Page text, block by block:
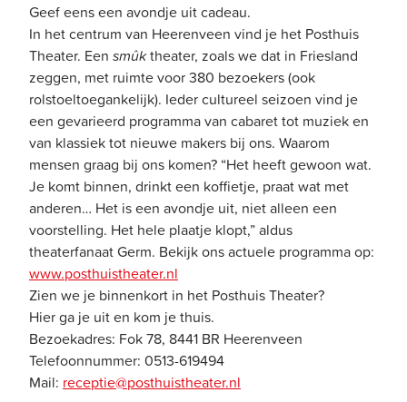
Geef eens een avondje uit cadeau.
In het centrum van Heerenveen vind je het Posthuis
Theater. Een smûktheater, zoals we dat in Friesland
zeggen, met ruimte voor 380 bezoekers (ook
rolstoeltoegankelijk). Ieder cultureel seizoen vind je
een gevarieerd programma van cabaret tot muziek en
van klassiek tot nieuwe makers bij ons. Waarom
mensen graag bij ons komen? “Het heeft gewoon wat.
Je komt binnen, drinkt een koffietje, praat wat met
anderen… Het is een avondje uit, niet alleen een
voorstelling. Het hele plaatje klopt,” aldus
theaterfanaat Germ. Bekijk ons actuele programma op:
www.posthuistheater.nl
Zien we je binnenkort in het Posthuis Theater?
Hier ga je uit en kom je thuis.
Bezoekadres: Fok 78, 8441 BR Heerenveen
Telefoonnummer: 0513-619494
Mail: receptie@posthuistheater.nl